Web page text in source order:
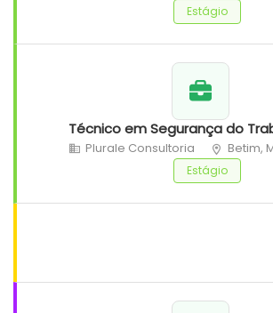
Estágio
Técnico em Segurança do
Plurale Consultoria Betim,
Estágio